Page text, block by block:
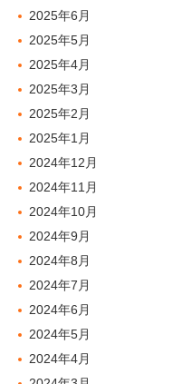
2025年6月
2025年5月
2025年4月
2025年3月
2025年2月
2025年1月
2024年12月
2024年11月
2024年10月
2024年9月
2024年8月
2024年7月
2024年6月
2024年5月
2024年4月